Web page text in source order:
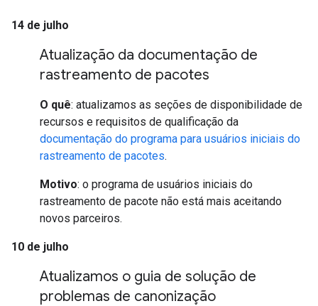
14 de julho
Atualização da documentação de
rastreamento de pacotes
O quê: atualizamos as seções de disponibilidade de
recursos e requisitos de qualificação da
documentação do programa para usuários iniciais do
rastreamento de pacotes.
Motivo: o programa de usuários iniciais do
rastreamento de pacote não está mais aceitando
novos parceiros.
10 de julho
Atualizamos o guia de solução de
problemas de canonização